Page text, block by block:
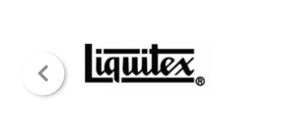
AZUL POLVO
AZUL PRUSIANO